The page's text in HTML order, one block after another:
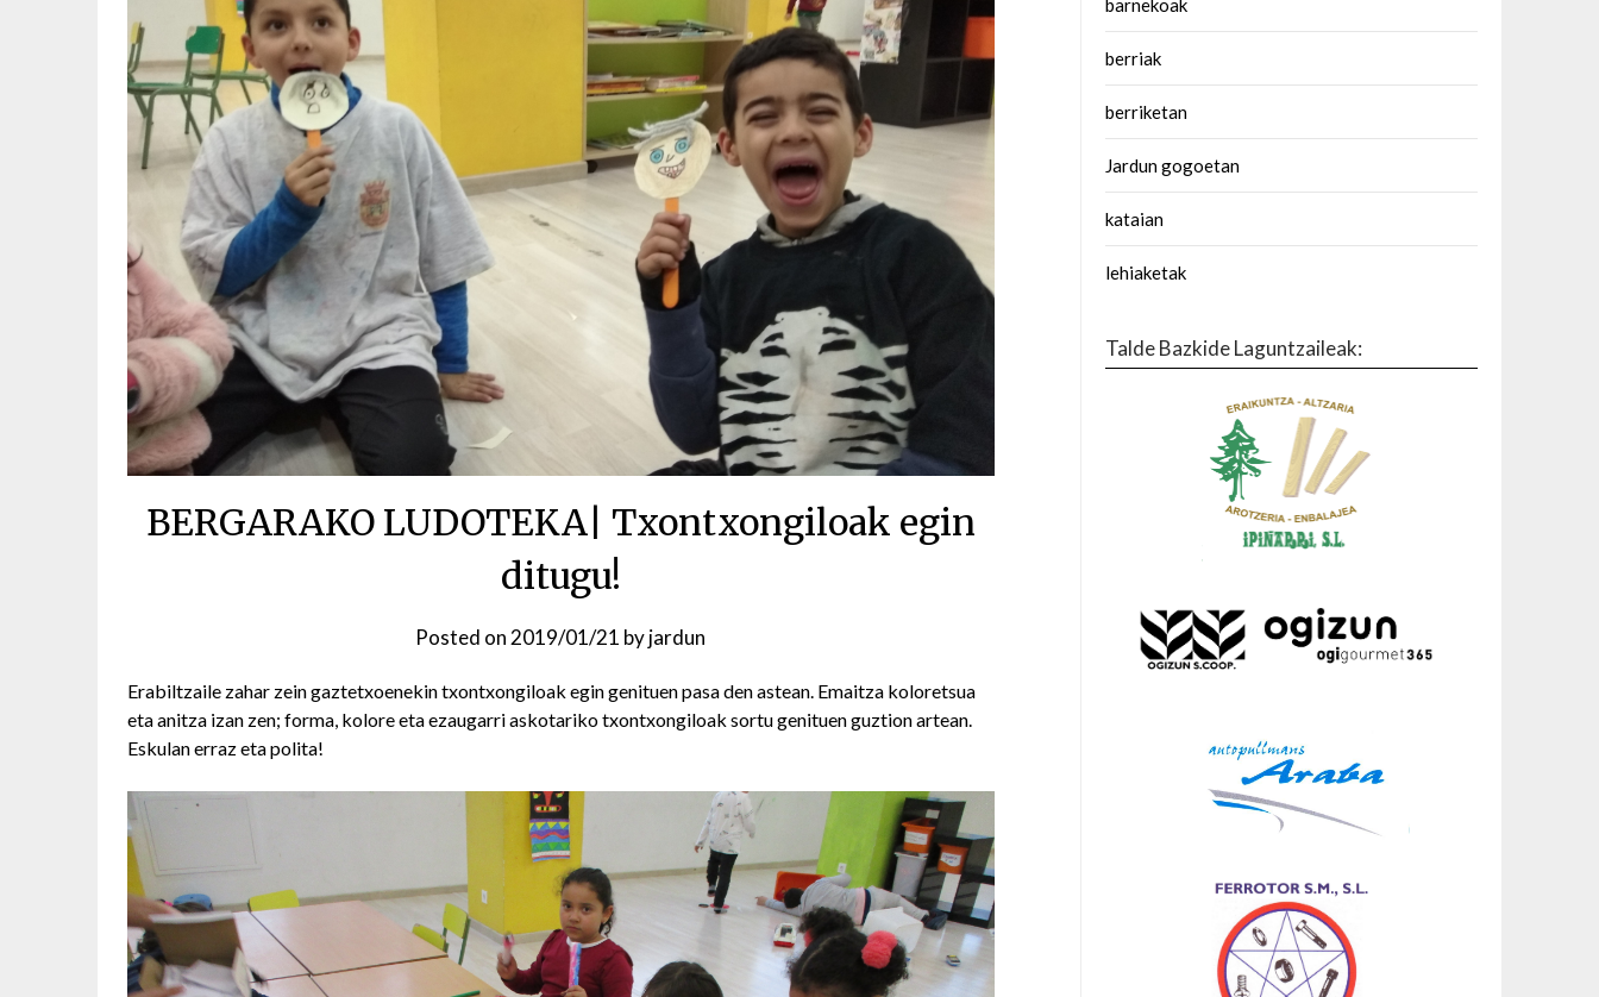
BERGARAKO LUDOTEKA| Txontxongiloak egin
ditugu!
Posted on 2019/01/21 byjardun
Erabiltzaile zahar zein gaztetxoenekin txontxongiloak egin genituen pasa den astean. Emaitza koloretsua
eta anitza izan zen; forma, kolore eta ezaugarri askotariko txontxongiloak sortu genituen guztion artean.
Eskulan erraz eta polita!
barnekoak
berriak
berriketan
Jardun gogoetan
kataian
lehiaketak
Talde Bazkide Laguntzaileak: